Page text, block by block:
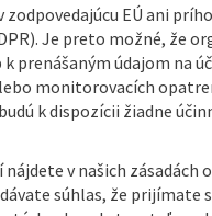
stops available
value
highlights
leads challengingly
zodpovedajúcu EÚ ani
Je preto možné, že
prenášaným údajom na
monitorovacích
k dispozícii žiadne
v našich zásadách
súhlas, že prijímate